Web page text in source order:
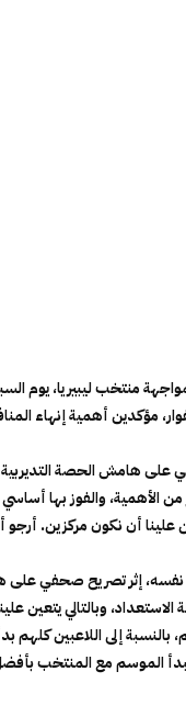
مؤكدين أهمية إنهاء
هامش الحصة
الأهمية، والفوز بها
أن نكون مركزين. أرجو
إثر تصريح صحفي على
الاستعداد، وبالتالي
بالنسبة إلى اللاعبين
الموسم مع المنتخب